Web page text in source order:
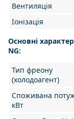
Вентиляція
Іонізація
Основні
NG:
Тип фреону
(холодоагент)
Споживана
кВт